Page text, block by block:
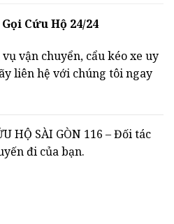
Cứu Hộ 24/24
vận chuyển, cẩu kéo xe uy
liên hệ với chúng tôi ngay
HỘ SÀI GÒN 116 – Đối tác
đi của bạn.